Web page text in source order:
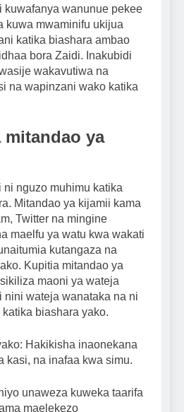
kuwafanya wanunue pekee
kuwa mwaminifu ukijua
katika biashara ambao
bora Zaidi. Inakubidi
wakavutiwa na
na wapinzani wako katika
mitandao ya
ni nguzo muhimu katika
Mitandao ya kijamii kama
Twitter na mingine
maelfu ya watu kwa wakati
kutangaza na
Kupitia mitandao ya
maoni ya wateja
nini wateja wanataka na ni
biashara yako.
Hakikisha inaonekana
kasi, na inafaa kwa simu.
unaweza kuweka taarifa
maelekezo